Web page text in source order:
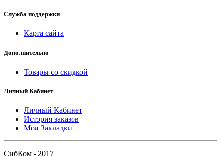
Служба поддержки
Карта сайта
Дополнительно
Товары со скидкой
Личный Кабинет
Личный Кабинет
История заказов
Мои Закладки
СибКом - 2017